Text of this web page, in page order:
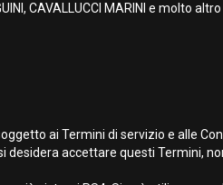
CAVALLUCCI MARINI e molto altro
ai Termini di servizio e alle
desidera accettare questi Termini,